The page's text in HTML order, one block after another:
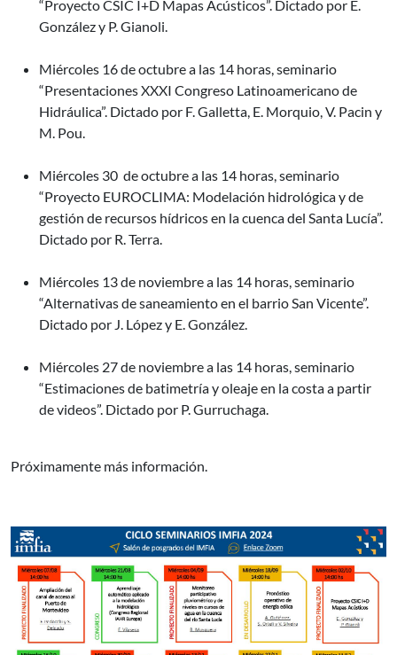
“Proyecto CSIC I+D Mapas Acústicos”. Dictado por E.
González y P. Gianoli.
Miércoles 16 de octubre a las 14 horas, seminario
“Presentaciones XXXI Congreso Latinoamericano de
Hidráulica”. Dictado por F. Galletta, E. Morquio, V. Pacin y
M. Pou.
Miércoles 30 de octubre a las 14 horas, seminario
“Proyecto EUROCLIMA: Modelación hidrológica y de
gestión de recursos hídricos en la cuenca del Santa Lucía”.
Dictado por R. Terra.
Miércoles 13 de noviembre a las 14 horas, seminario
“Alternativas de saneamiento en el barrio San Vicente”.
Dictado por J. López y E. González.
Miércoles 27 de noviembre a las 14 horas, seminario
“Estimaciones de batimetría y oleaje en la costa a partir
de videos”. Dictado por P. Gurruchaga.
Próximamente más información.